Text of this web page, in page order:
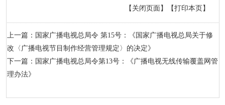
【打印本页】
【关闭页面】
上一篇：国家广播电视总局令 第15号：《国家广播电视总局关于修
改〈广播电视节目制作经营管理规定〉的决定》
下一篇：国家广播电视总局令第13号：《广播电视无线传输覆盖网管
理办法》